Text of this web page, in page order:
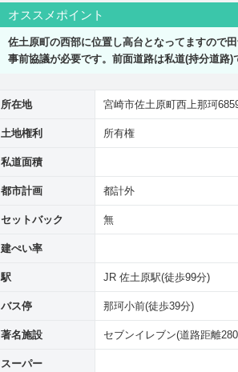
オススメポイント
佐土原町の西部に位置し高台となってますので
事前協議が必要です。前面道路は私道(持分道路)
所在地 宮崎市佐土原町西上那珂
土地権利 所有権
私道面積
都市計画 都計外
セットバック 無
建ぺい率
駅 JR 佐土原駅(徒歩99分)
バス停 那珂小前(徒歩39分)
著名施設 セブンイレブン(道路距離
スーパー